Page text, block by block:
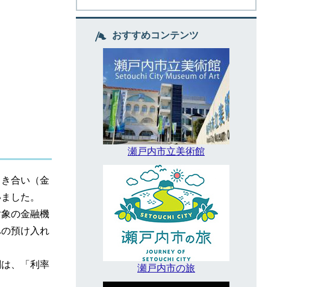
合い（金
した。
の金融機
預け入れ
、「利率
おすすめコンテンツ
瀬戸内市立美術館
瀬戸内市の旅